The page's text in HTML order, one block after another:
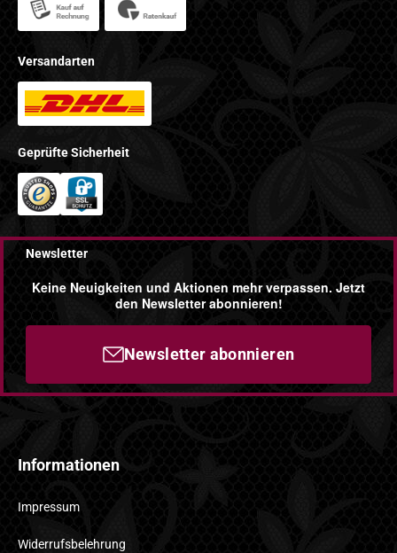
Versandarten
Geprüfte Sicherheit
Newsletter
Keine Neuigkeiten und Aktionen mehr verpassen. Jetzt
den Newsletter abonnieren!
Newsletter abonnieren
Informationen
Impressum
Widerrufsbelehrung